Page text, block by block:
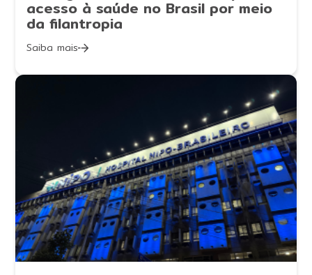
acesso à saúde no Brasil por meio
da filantropia
Saiba mais